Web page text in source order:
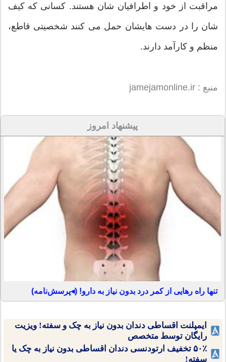
مراقبت از خود و اطرافیان شان هستند. کسانی که کیف
شان را در دست هایشان حمل می کنند شخصیتی قاطع،
منظم و کارآمد دارند.
منبع : jamejamonline.ir
پیشنهاد امروز
تنها راه رهایی از کمر درد بدون نیاز به دارو! (◂پرسش‌نامه)
ایمپلنت اقساطی دندان بدون نیاز به چک و سفته! ویزیت
رایگان توسط متخصص
۵۰٪ تخفیف ارتودنسی دندان اقساطی بدون نیاز به چک یا
سفته!